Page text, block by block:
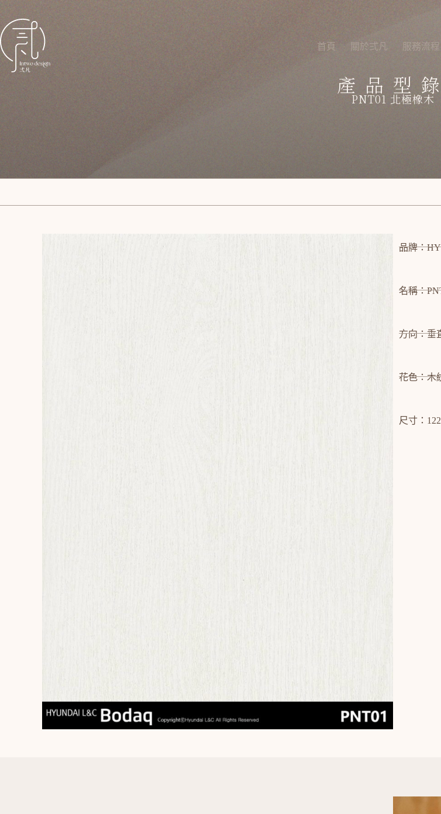
首頁 關於弍凡 服務流程
產品型錄
PNT01 北極橡木
品牌：
名稱：
方向：垂
花色：木
尺寸：